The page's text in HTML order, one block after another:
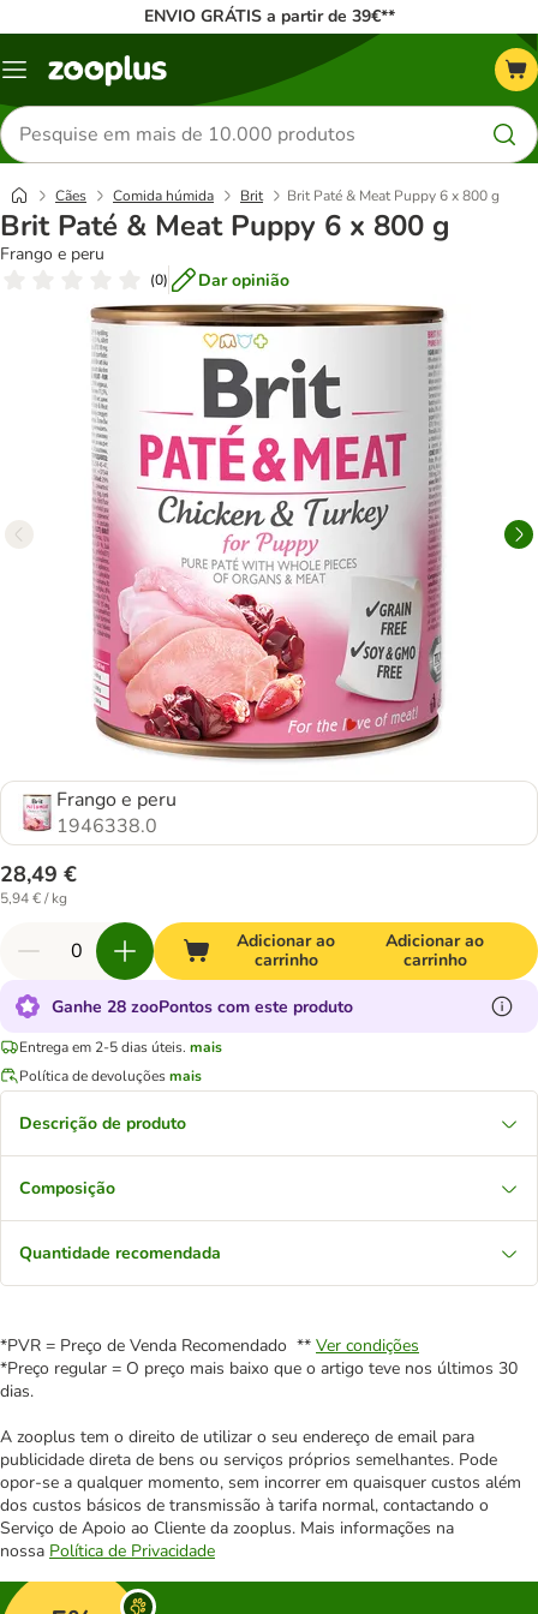
ENVIO GRÁTIS a partir de 39€**
Menu
Pesquisar
produtos
Cães Comida húmida Brit Brit Paté & Meat Puppy 6 x 800 g
Brit Paté & Meat Puppy 6 x 800 g
Frango e peru
(0) Dar opinião
Frango e peru
1946338.0
28,49 €
5,94 € / kg
Adicionar ao
carrinho
Adicionar ao
carrinho
Ganhe 28 zooPontos com este produto
Entrega em 2-5 dias úteis. mais
Política de devoluçõesmais
Descrição de produto
Composição
Quantidade recomendada
*PVR = Preço de Venda Recomendado ** Ver condições
*Preço regular = O preço mais baixo que o artigo teve nos últimos 30
dias.
A zooplus tem o direito de utilizar o seu endereço de email para
publicidade direta de bens ou serviços próprios semelhantes. Pode
opor-se a qualquer momento, sem incorrer em quaisquer custos além
dos custos básicos de transmissão à tarifa normal, contactando o
Serviço de Apoio ao Cliente da zooplus. Mais informações na
nossa Política de Privacidade